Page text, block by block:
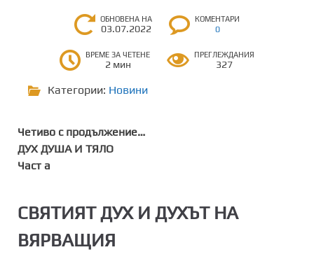
ОБНОВЕНА НА
03.07.2022
КОМЕНТАРИ
0
ВРЕМЕ ЗА ЧЕТЕНЕ
2 мин
ПРЕГЛЕЖДАНИЯ
327
Категории: Новини
Четиво с продължение…
ДУХ ДУША И ТЯЛО
Част a
СВЯТИЯТ ДУХ И ДУХЪТ НА
ВЯРВАЩИЯ